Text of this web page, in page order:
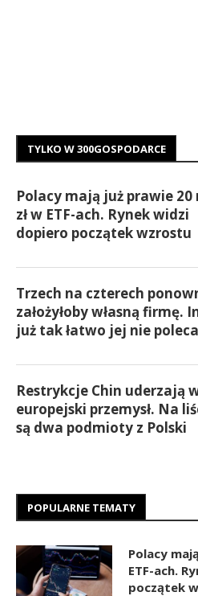
TYLKO W 300GOSPODARCE
Polacy mają już prawie 20
zł w ETF-ach. Rynek widzi
dopiero początek wzrostu
Trzech na czterech
założyłoby własną firmę.
już tak łatwo jej nie
Restrykcje Chin uderzają
europejski przemysł. Na
są dwa podmioty z Polski
POPULARNE TEMATY
Polacy
ETF-ach.
początek